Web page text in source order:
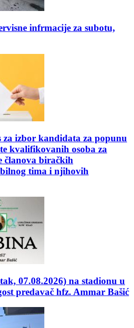
infrmacije za subotu,
za izbor kandidata za popunu
kvalifikovanih osoba za
članova biračkih
tima i njihovih
07.08.2026) na stadionu u
predavač hfz. Ammar Bašić